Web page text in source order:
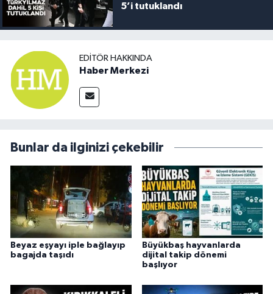
5’i tutuklandı
EDITÖR HAKKINDA
Haber Merkezi
Bunlar da ilginizi çekebilir
Beyaz eşyayı iple bağlayıp
bagajda taşıdı
Büyükbaş hayvanlarda
dijital takip dönemi
başlıyor